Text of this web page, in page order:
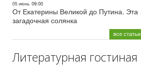
05 июнь 09:00
От Екатерины Великой до Путина. Эта
загадочная солянка
все статьи
Литературная гостиная